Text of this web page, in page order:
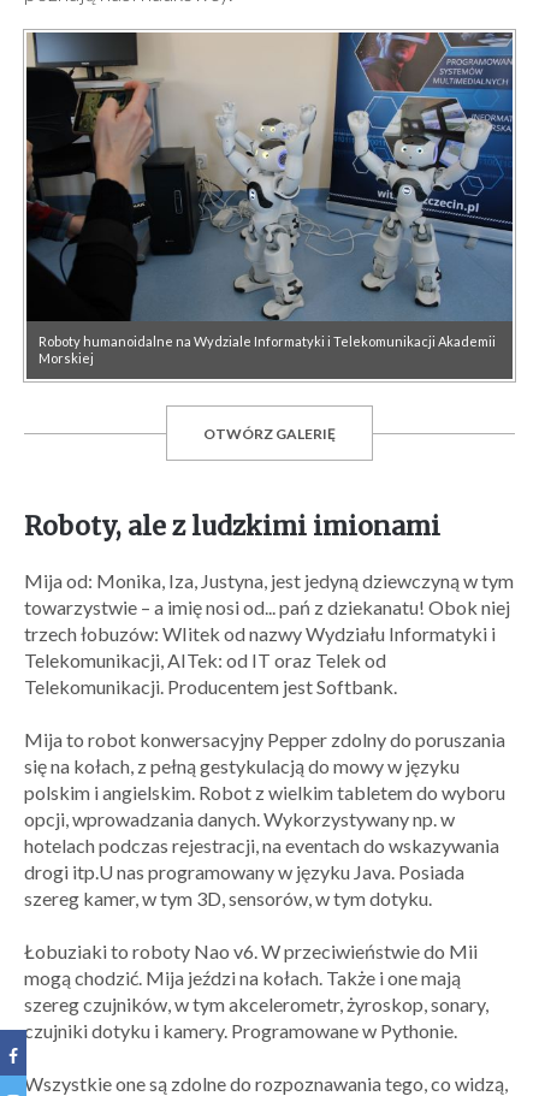
Roboty humanoidalne na Wydziale Informatyki i Telekomunikacji Akademii
Morskiej
OTWÓRZ GALERIĘ
Roboty, ale z ludzkimi imionami
Mija od: Monika, Iza, Justyna, jest jedyną dziewczyną w tym
towarzystwie – a imię nosi od... pań z dziekanatu! Obok niej
trzech łobuzów: WIitek od nazwy Wydziału Informatyki i
Telekomunikacji, AITek: od IT oraz Telek od
Telekomunikacji. Producentem jest Softbank.
Mija to robot konwersacyjny Pepper zdolny do poruszania
się na kołach, z pełną gestykulacją do mowy w języku
polskim i angielskim. Robot z wielkim tabletem do wyboru
opcji, wprowadzania danych. Wykorzystywany np. w
hotelach podczas rejestracji, na eventach do wskazywania
drogi itp.U nas programowany w języku Java. Posiada
szereg kamer, w tym 3D, sensorów, w tym dotyku.
Łobuziaki to roboty Nao v6. W przeciwieństwie do Mii
mogą chodzić. Mija jeździ na kołach. Także i one mają
szereg czujników, w tym akcelerometr, żyroskop, sonary,
czujniki dotyku i kamery. Programowane w Pythonie.
Wszystkie one są zdolne do rozpoznawania tego, co widzą,